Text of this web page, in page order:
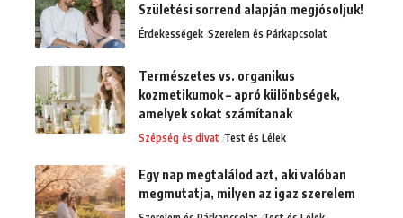
Születési sorrend alapján megjósoljuk!
Érdekességek Szerelem és Párkapcsolat
Természetes vs. organikus
kozmetikumok – apró különbségek,
amelyek sokat számítanak
Szépség és divat Test és Lélek
Egy nap megtalálod azt, aki valóban
megmutatja, milyen az igaz szerelem